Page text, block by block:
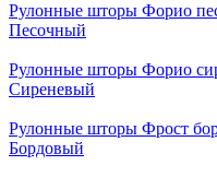
Рулонные шторы Форио
Песочный
Рулонные шторы Форио
Сиреневый
Рулонные шторы Фрост
Бордовый